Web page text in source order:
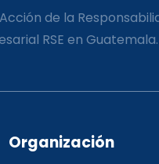
de la
RSE en Guatemala.
Organización